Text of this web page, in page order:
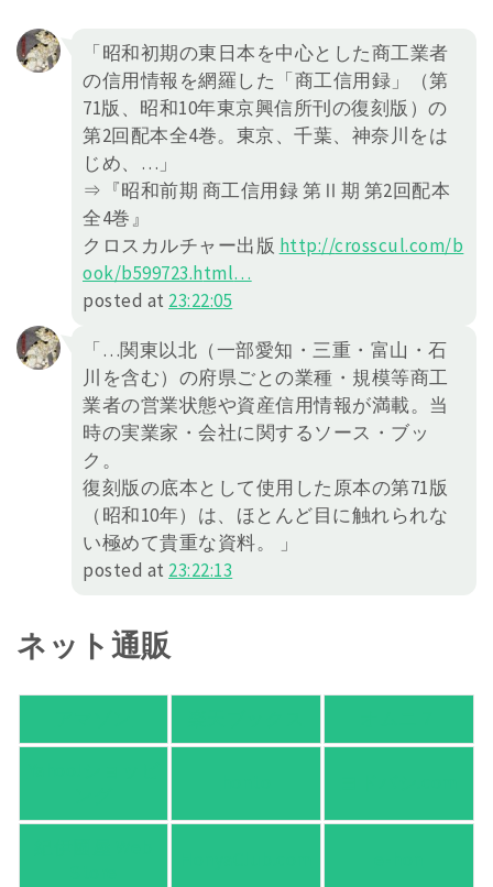
「昭和初期の東日本を中心とした商工業者
の信用情報を網羅した「商工信用録」（第
71版、昭和10年東京興信所刊の復刻版）の
第2回配本全4巻。東京、千葉、神奈川をは
じめ、…」
⇒『昭和前期 商工信用録 第Ⅱ期 第2回配本
全4巻』
クロスカルチャー出版 http://crosscul.com/b
ook/b599723.html…
posted at 23:22:05
「…関東以北（一部愛知・三重・富山・石
川を含む）の府県ごとの業種・規模等商工
業者の営業状態や資産信用情報が満載。当
時の実業家・会社に関するソース・ブッ
ク。
復刻版の底本として使用した原本の第71版
（昭和10年）は、ほとんど目に触れられな
い極めて貴重な資料。 」
posted at 23:22:13
ネット通販